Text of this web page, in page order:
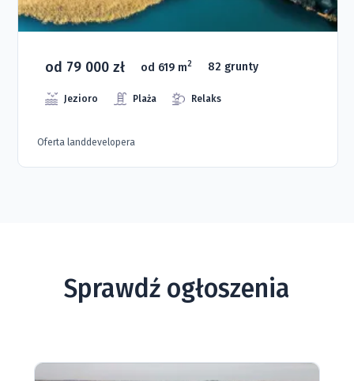
od 79 000 zł od 619 m2 82 grunty
Jezioro Plaża Relaks
Oferta landdevelopera
Sprawdź ogłoszenia